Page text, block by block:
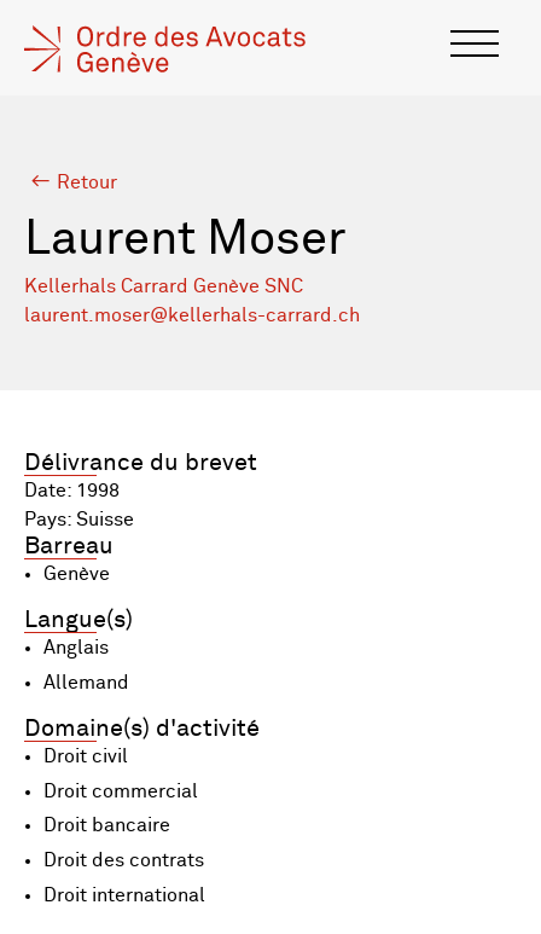
Retour
Laurent Moser
Kellerhals Carrard Genève SNC
laurent.moser@kellerhals-carrard.ch
Délivrance du brevet
Date: 1998
Pays: Suisse
Barreau
Genève
Langue(s)
Anglais
Allemand
Domaine(s) d'activité
Droit civil
Droit commercial
Droit bancaire
Droit des contrats
Droit international